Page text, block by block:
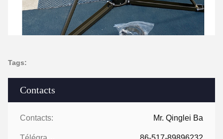
Contacts
Contacts: Mr. Qinglei Ba
Tags: